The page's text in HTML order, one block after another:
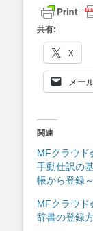
共有:
X
メー
関連
MFクラウ
手動仕訳の
帳から登録～
MFクラウド
辞書の登録